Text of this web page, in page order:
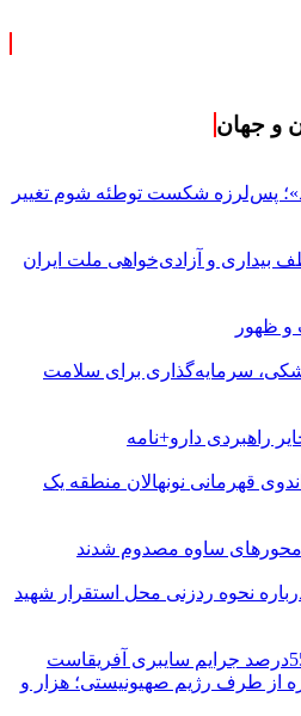
و جهان
پس‌لرزه شکست توطئه شوم تغییر
و آزادی‌خواهی ملت ایران
و ظهور
سرمایه‌گذاری برای سلامت
راهبردی دارو+نامه
قهرمانی نونهالان منطقه یک
نحوه ردزنی محل استقرار شهید